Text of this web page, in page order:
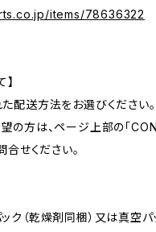
items/78636322
配送方法をお選びください。
の方は、ページ上部の「
合せください。
ク（乾燥剤同梱）又は真空パ